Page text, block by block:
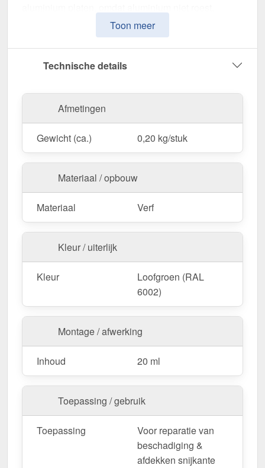
Waarom Reparatiestift | Tube | 20 ml?
Perfect passende kleur– In Loofgroen (RAL
6002) voor een onopvallende reparatie.
gemakkelijk aan te brengen.
Effectieve bescherming
beschermt tegen verwering.
Praktische grootte
– 20 ml, ideaal voor gerichte
reparaties.
Bestel nu Reparatiestift | Tube | 20 ml – Voor
langdurige bescherming & een vlekkeloos
oppervlak!
Toon meer
Technische details
Afmetingen
Gewicht (ca.) 0,20 kg/stuk
Materiaal / opbouw
Materiaal Verf
Kleur / uiterlijk
Kleur
Loofgroen (RAL
6002)
Montage / afwerking
Inhoud 20 ml
Toepassing / gebruik
Toepassing
Voor reparatie van
beschadiging &
afdekken snijkante